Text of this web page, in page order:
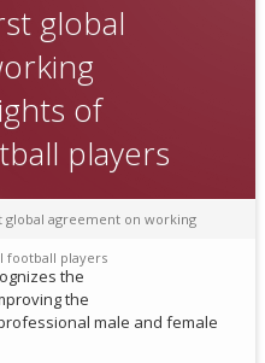
global
of
players
global agreement on working
football players
the
the
male and female